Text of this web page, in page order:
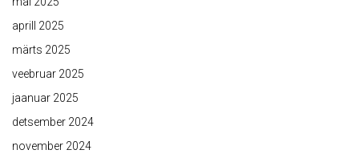
aprill 2025
märts 2025
veebruar 2025
jaanuar 2025
detsember 2024
november 2024